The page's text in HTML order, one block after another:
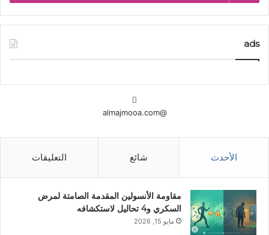
ads
@almajmooa.com
الأحدث شائع التعليقات
مقاومة الأنسولين المقدمة الصامتة لمرض
السكري و4 تحاليل لاستكشافه
مايو 15, 2026